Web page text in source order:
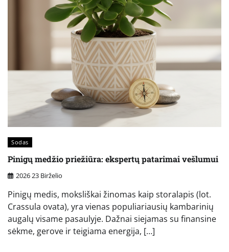
Sodas
Pinigų medžio priežiūra: ekspertų patarimai vešlumui
2026 23 Birželio
Pinigų medis, moksliškai žinomas kaip storalapis (lot.
Crassula ovata), yra vienas populiariausių kambarinių
augalų visame pasaulyje. Dažnai siejamas su finansine
sėkme, gerove ir teigiama energija, […]